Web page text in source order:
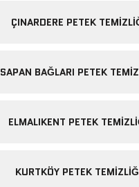
ÇINARDERE PETEK
SAPAN BAĞLARI PETEK
ELMALIKENT PETEK
KURTKÖY PETEK